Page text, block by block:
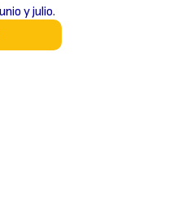
y julio.